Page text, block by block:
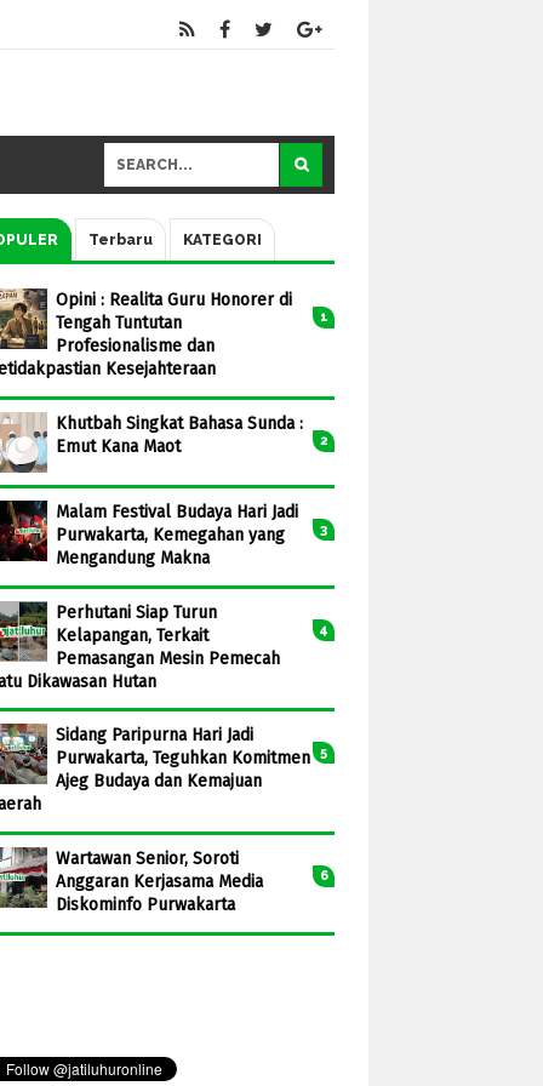
Terbaru KATEGORI
Opini : Realita Guru Honorer di
Tengah Tuntutan
Profesionalisme dan
Kesejahteraan
Khutbah Singkat Bahasa Sunda :
Emut Kana Maot
Malam Festival Budaya Hari Jadi
Purwakarta, Kemegahan yang
Mengandung Makna
Perhutani Siap Turun
Kelapangan, Terkait
Pemasangan Mesin Pemecah
Dikawasan Hutan
Sidang Paripurna Hari Jadi
Purwakarta, Teguhkan Komitmen
Ajeg Budaya dan Kemajuan
Wartawan Senior, Soroti
Anggaran Kerjasama Media
Diskominfo Purwakarta